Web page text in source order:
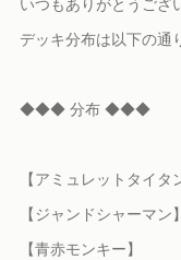
デッキ分布は以下の通
◆◆◆ 分布 ◆◆◆
【アミュレットタイタ
【ジャンドシャーマン】
【青赤モンキー】